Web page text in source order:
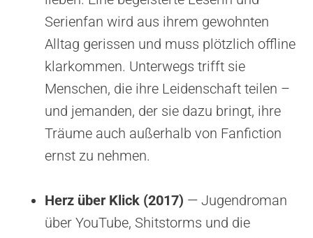
Serienfan wird aus ihrem gewohnten
Alltag gerissen und muss plötzlich offline
klarkommen. Unterwegs trifft sie
Menschen, die ihre Leidenschaft teilen –
und jemanden, der sie dazu bringt, ihre
Träume auch außerhalb von Fanfiction
ernst zu nehmen.
Herz über Klick (2017) — Jugendroman
über YouTube, Shitstorms und die